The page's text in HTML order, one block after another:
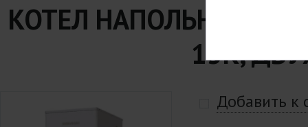
КОТЕЛ НАПОЛЬНЫЙ
13K,
Добавить к